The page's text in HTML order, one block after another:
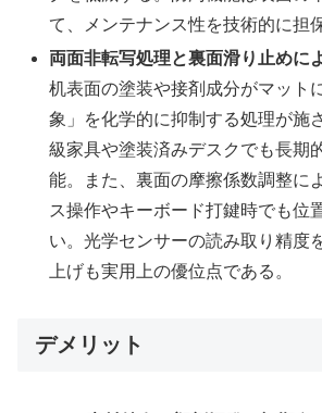
て、メンテナンス性を技術的に担
両面非転写処理と裏面滑り止めに
机表面の塗装や接剤成分がマット
象」を化学的に抑制する処理が施
級家具や塗装済みデスクでも長期
能。また、裏面の摩擦係数調整に
ス操作やキーボード打鍵時でも位
い。光学センサーの読み取り精度
上げも実用上の優位点である。
デメリット